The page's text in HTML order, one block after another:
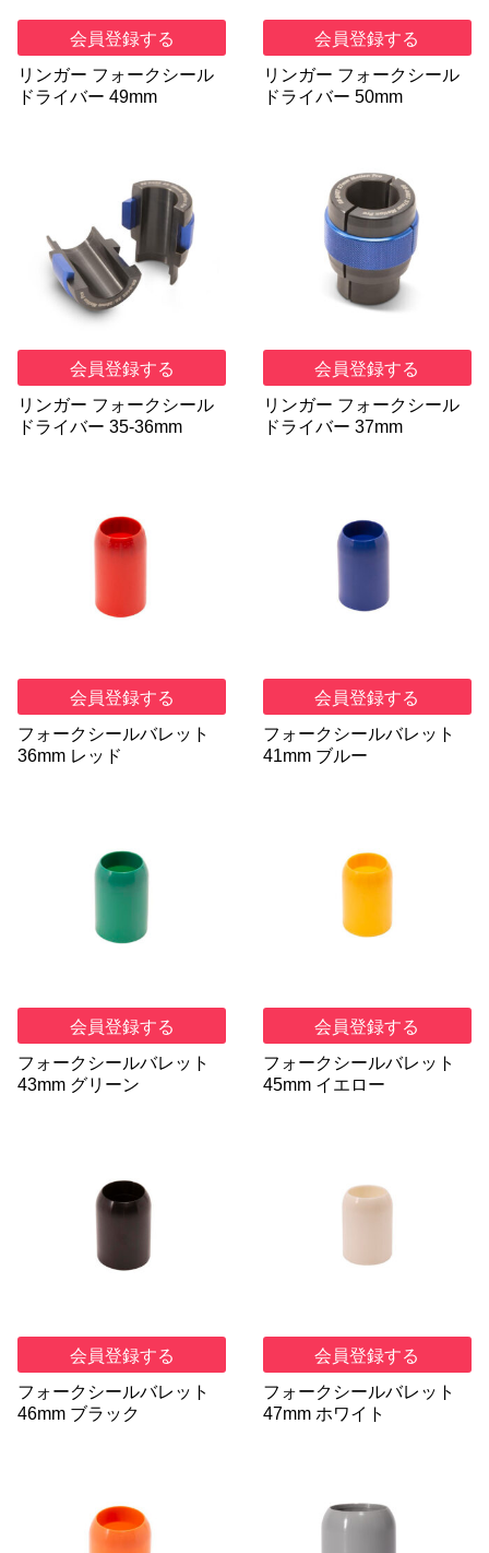
会員登録する
リンガー フォークシール
ドライバー 49mm
会員登録する
リンガー フォークシール
ドライバー 50mm
会員登録する
リンガー フォークシール
ドライバー 35-36mm
会員登録する
リンガー フォークシール
ドライバー 37mm
会員登録する
フォークシールバレット
36mm レッド
会員登録する
フォークシールバレット
41mm ブルー
会員登録する
フォークシールバレット
43mm グリーン
会員登録する
フォークシールバレット
45mm イエロー
会員登録する
フォークシールバレット
46mm ブラック
会員登録する
フォークシールバレット
47mm ホワイト